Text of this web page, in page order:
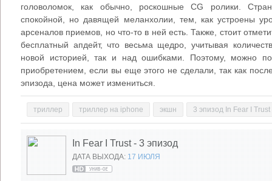
головоломок, как обычно, роскошные CG ролики.
спокойной, но давящей меланхолии, тем, как устроены
арсеналов приемов, но что-то в ней есть. Также, стоит
бесплатный апдейт, что весьма щедро, учитывая
новой историей, так и над ошибками. Поэтому, можно
приобретением, если вы еще этого не сделали, так как
эпизода, цена может измениться.
триллер триллер на iphone экшн 3 эпизод In Fear I Trust
In Fear I Trust - 3 эпизод
ДАТА ВЫХОДА: 17 ИЮЛЯ